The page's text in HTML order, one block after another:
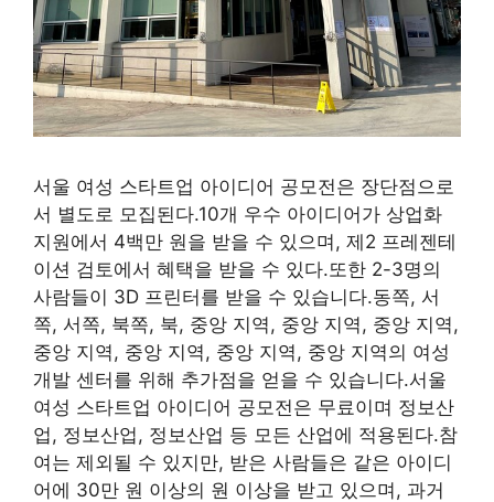
서울 여성 스타트업 아이디어 공모전은 장단점으로
서 별도로 모집된다.10개 우수 아이디어가 상업화
지원에서 4백만 원을 받을 수 있으며, 제2 프레젠테
이션 검토에서 혜택을 받을 수 있다.또한 2-3명의
사람들이 3D 프린터를 받을 수 있습니다.동쪽, 서
쪽, 서쪽, 북쪽, 북, 중앙 지역, 중앙 지역, 중앙 지역,
중앙 지역, 중앙 지역, 중앙 지역, 중앙 지역의 여성
개발 센터를 위해 추가점을 얻을 수 있습니다.서울
여성 스타트업 아이디어 공모전은 무료이며 정보산
업, 정보산업, 정보산업 등 모든 산업에 적용된다.참
여는 제외될 수 있지만, 받은 사람들은 같은 아이디
어에 30만 원 이상의 원 이상을 받고 있으며, 과거